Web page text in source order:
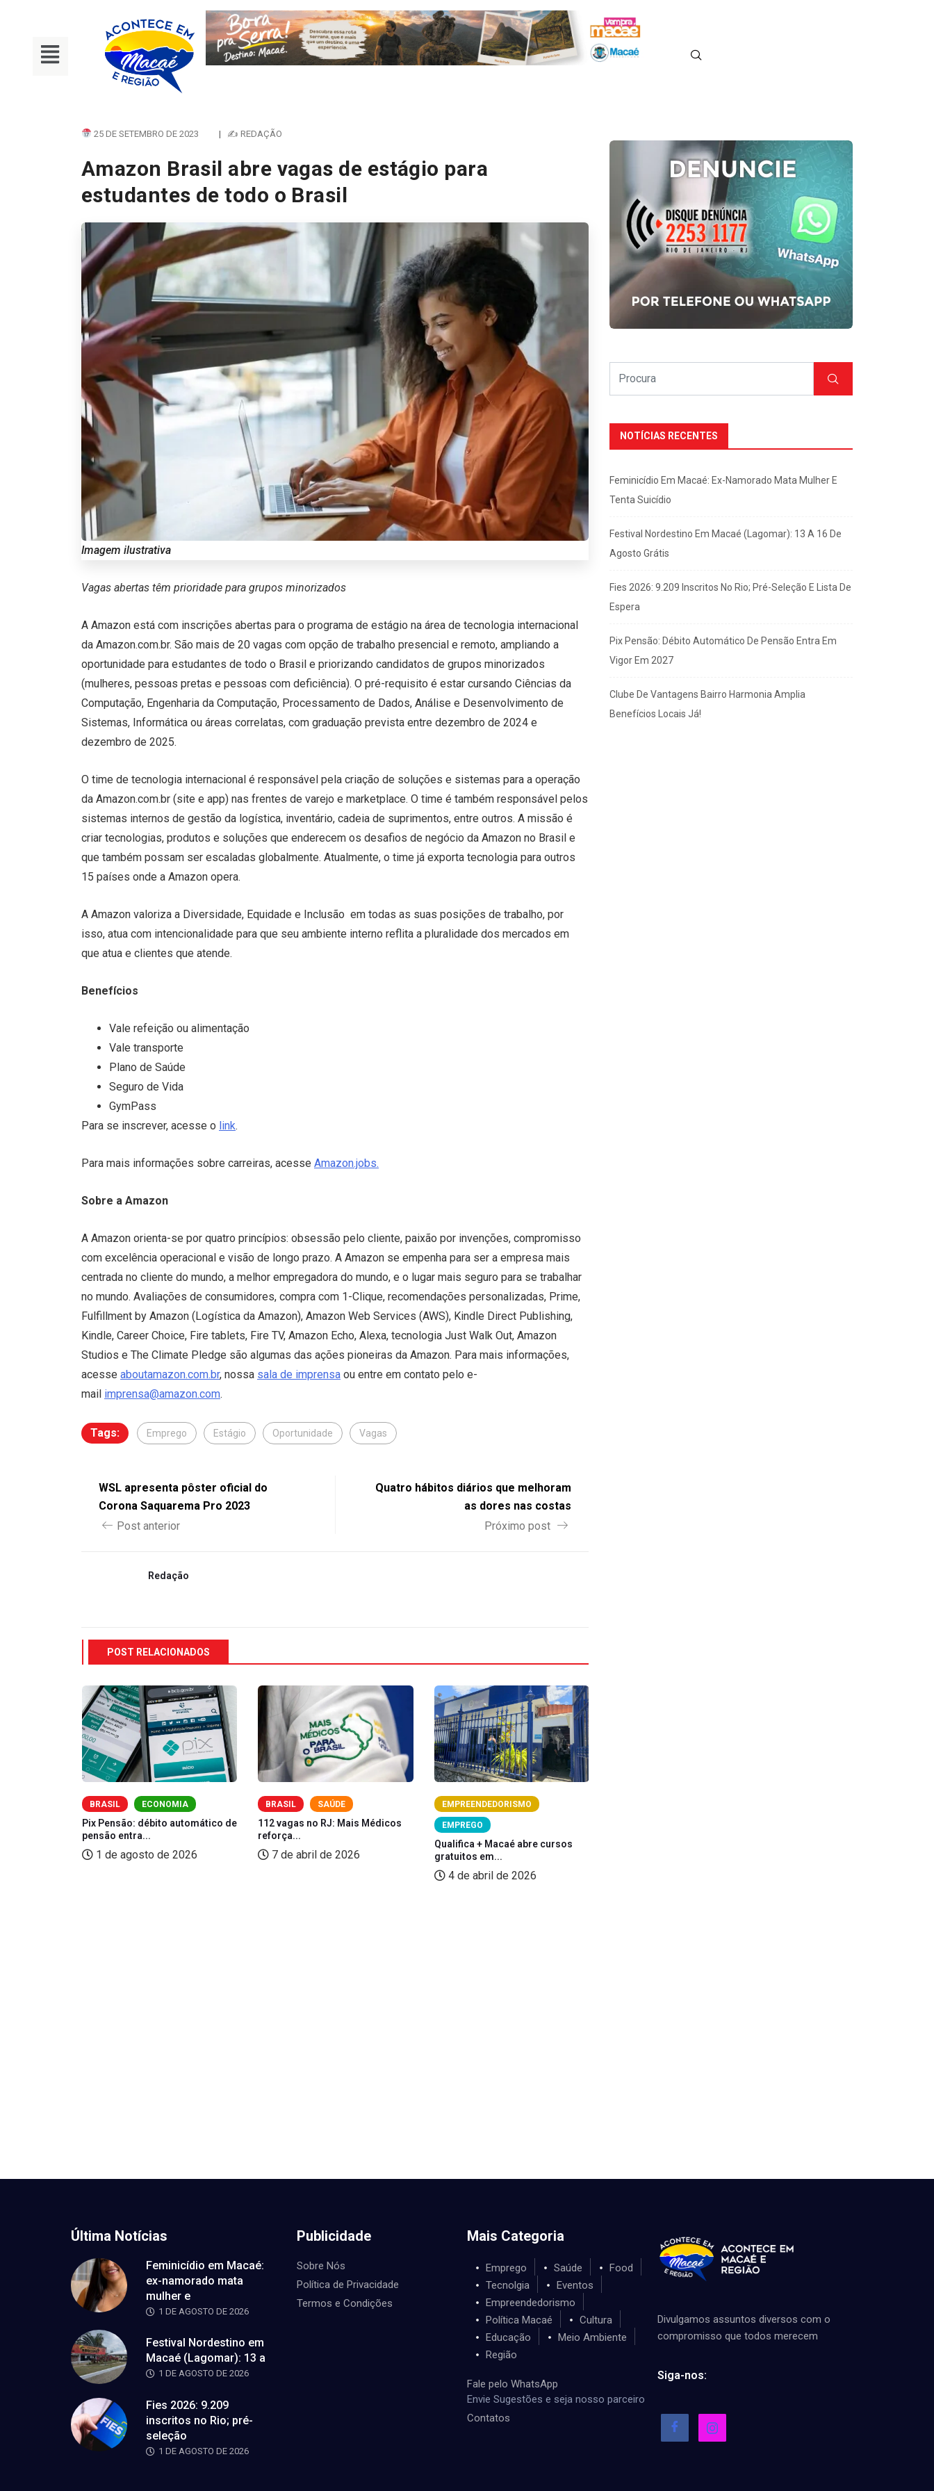
25 DE SETEMBRO DE 2023 | ✍ REDAÇÃO
Amazon Brasil abre vagas de estágio para
estudantes de todo o Brasil
Imagem ilustrativa
Vagas abertas têm prioridade para grupos minorizados
A Amazon está com inscrições abertas para o programa de estágio na área de tecnologia internacional
da Amazon.com.br. São mais de 20 vagas com opção de trabalho presencial e remoto, ampliando a
oportunidade para estudantes de todo o Brasil e priorizando candidatos de grupos minorizados
(mulheres, pessoas pretas e pessoas com deficiência). O pré-requisito é estar cursando Ciências da
Computação, Engenharia da Computação, Processamento de Dados, Análise e Desenvolvimento de
Sistemas, Informática ou áreas correlatas, com graduação prevista entre dezembro de 2024 e
dezembro de 2025.
O time de tecnologia internacional é responsável pela criação de soluções e sistemas para a operação
da Amazon.com.br (site e app) nas frentes de varejo e marketplace. O time é também responsável pelos
sistemas internos de gestão da logística, inventário, cadeia de suprimentos, entre outros. A missão é
criar tecnologias, produtos e soluções que enderecem os desafios de negócio da Amazon no Brasil e
que também possam ser escaladas globalmente. Atualmente, o time já exporta tecnologia para outros
15 países onde a Amazon opera.
A Amazon valoriza a Diversidade, Equidade e Inclusão em todas as suas posições de trabalho, por
isso, atua com intencionalidade para que seu ambiente interno reflita a pluralidade dos mercados em
que atua e clientes que atende.
Benefícios
Vale refeição ou alimentação
Vale transporte
Plano de Saúde
Seguro de Vida
GymPass
Para se inscrever, acesse o link.
Para mais informações sobre carreiras, acesse Amazon.jobs.
Sobre a Amazon
A Amazon orienta-se por quatro princípios: obsessão pelo cliente, paixão por invenções, compromisso
com excelência operacional e visão de longo prazo. A Amazon se empenha para ser a empresa mais
centrada no cliente do mundo, a melhor empregadora do mundo, e o lugar mais seguro para se trabalhar
no mundo. Avaliações de consumidores, compra com 1-Clique, recomendações personalizadas, Prime,
Fulfillment by Amazon (Logística da Amazon), Amazon Web Services (AWS), Kindle Direct Publishing,
Kindle, Career Choice, Fire tablets, Fire TV, Amazon Echo, Alexa, tecnologia Just Walk Out, Amazon
Studios e The Climate Pledge são algumas das ações pioneiras da Amazon. Para mais informações,
acesse aboutamazon.com.br, nossa sala de imprensa ou entre em contato pelo e-
mail imprensa@amazon.com.
Tags: Emprego Estágio Oportunidade Vagas
WSL apresenta pôster oficial do
Corona Saquarema Pro 2023
Post anterior
Quatro hábitos diários que melhoram
as dores nas costas
Próximo post
Redação
POST RELACIONADOS
BRASIL ECONOMIA
Pix Pensão: débito automático de
pensão entra...
1 de agosto de 2026
BRASIL SAÚDE
112 vagas no RJ: Mais Médicos
reforça...
7 de abril de 2026
EMPREENDEDORISMO
EMPREGO
Qualifica + Macaé abre cursos
gratuitos em...
4 de abril de 2026
NOTÍCIAS RECENTES
Feminicídio Em Macaé: Ex-Namorado Mata Mulher E
Tenta Suicídio
Festival Nordestino Em Macaé (Lagomar): 13 A 16 De
Agosto Grátis
Fies 2026: 9.209 Inscritos No Rio; Pré-Seleção E Lista De
Espera
Pix Pensão: Débito Automático De Pensão Entra Em
Vigor Em 2027
Clube De Vantagens Bairro Harmonia Amplia
Benefícios Locais Já!
Última Notícias
Feminicídio em Macaé:
ex-namorado mata
mulher e
1 DE AGOSTO DE 2026
Festival Nordestino em
Macaé (Lagomar): 13 a
1 DE AGOSTO DE 2026
Fies 2026: 9.209
inscritos no Rio; pré-
seleção
1 DE AGOSTO DE 2026
Publicidade
Sobre Nós
Política de Privacidade
Termos e Condições
Mais Categoria
Emprego Saúde
Food
Tecnolgia
Eventos
Empreendedorismo
Política Macaé
Cultura
Educação
Meio Ambiente
Região
Fale pelo WhatsApp
Envie Sugestões e seja nosso parceiro
Contatos
Divulgamos assuntos diversos com o
compromisso que todos merecem
Siga-nos: